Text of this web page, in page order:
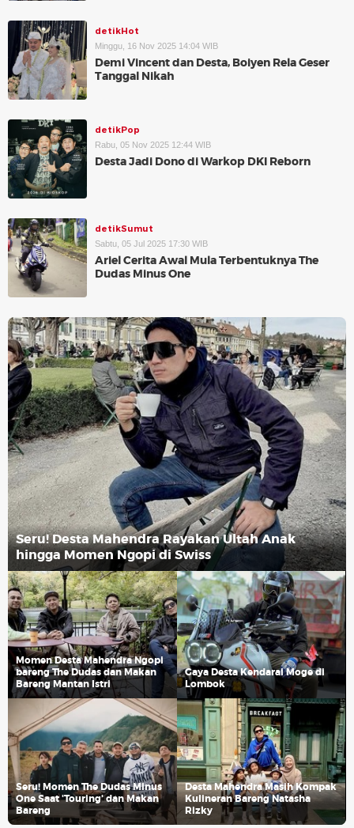
detikHot
Minggu, 16 Nov 2025 14:04 WIB
Demi Vincent dan Desta, Boiyen Rela Geser
Tanggal Nikah
detikPop
Rabu, 05 Nov 2025 12:44 WIB
Desta Jadi Dono di Warkop DKI Reborn
detikSumut
Sabtu, 05 Jul 2025 17:30 WIB
Ariel Cerita Awal Mula Terbentuknya The
Dudas Minus One
Seru! Desta Mahendra Rayakan Ultah Anak
hingga Momen Ngopi di Swiss
Momen Desta Mahendra Ngopi
bareng The Dudas dan Makan
Bareng Mantan Istri
Gaya Desta Kendarai Moge di
Lombok
Seru! Momen The Dudas Minus
One Saat 'Touring' dan Makan
Bareng
Desta Mahendra Masih Kompak
Kulineran Bareng Natasha
Rizky